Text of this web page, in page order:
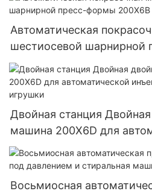
Автоматическая
шестиосевой шарнирной
200X6B
Двойная станция
машина 200X6D для
инъекционной
Восьмиосная